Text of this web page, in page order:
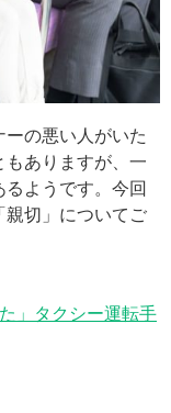
の悪い人がいた
もありますが、一
ようです。今回
親切」についてご
」タクシー運転手